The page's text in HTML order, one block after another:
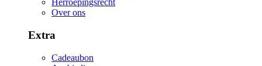
Herroepingsrecht
Over ons
Extra
Cadeaubon